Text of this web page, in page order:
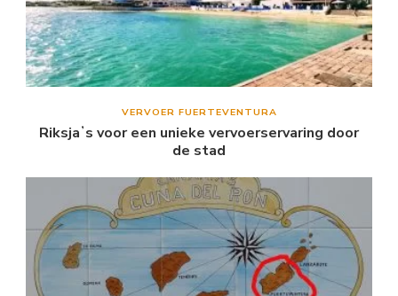
VERVOER FUERTEVENTURA
Riksjaʼs voor een unieke vervoerservaring door
de stad